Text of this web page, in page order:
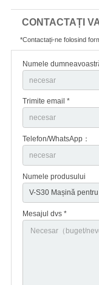
CONTACTAȚI
*Contactați-ne folosind
Numele
Trimite email *
Telefon/WhatsApp：
Numele produsului
Mesajul dvs *